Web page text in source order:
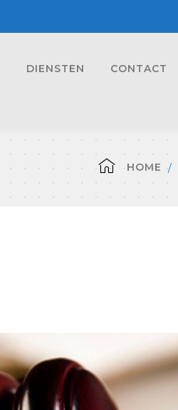
DIENSTEN CONTACT
HOME